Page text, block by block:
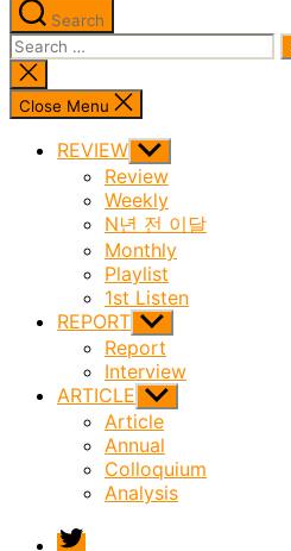
Search
Search
for:
Close
search
Close Menu
REVIEW Show
sub
menu
Review
Weekly
N년 전 이달
Monthly
Playlist
1st Listen
REPORT Show
sub
menu
Report
Interview
ARTICLE Show
sub
menu
Article
Annual
Colloquium
Analysis
twitter